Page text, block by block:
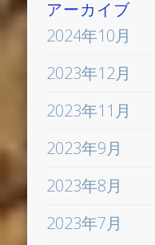
アーカイブ
2024年10月
2023年12月
2023年11月
2023年9月
2023年8月
2023年7月